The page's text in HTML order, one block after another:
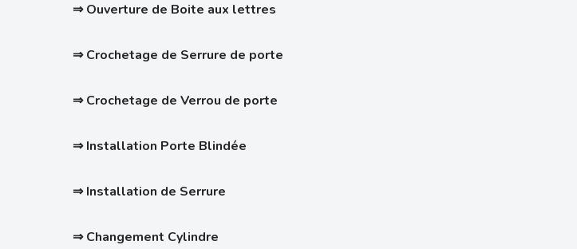
⇒ Ouverture de Boite aux lettres
⇒ Crochetage de Serrure de porte
⇒Crochetage de Verrou de porte
⇒ Installation Porte Blindée
⇒ Installation de Serrure
⇒ Changement Cylindre